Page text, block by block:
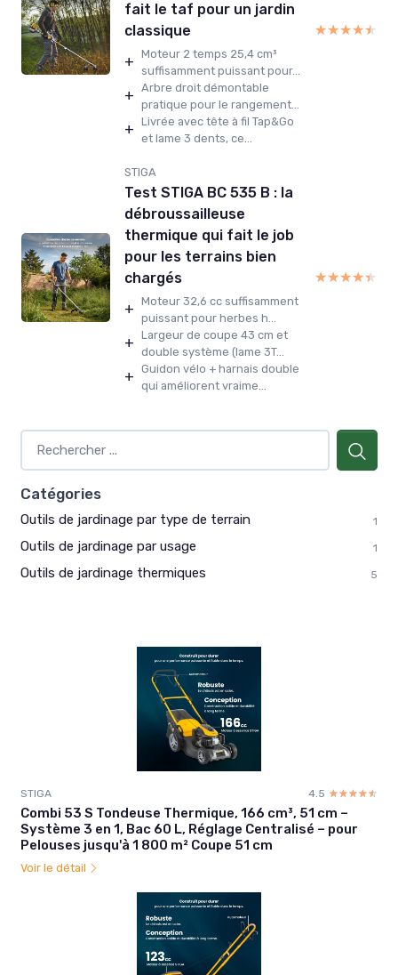
fait le taf pour un jardin
classique
+ Moteur 2 temps 25,4 cm³
suffisamment puissant pour...
+ Arbre droit démontable
pratique pour le rangement...
+ Livrée avec tête à fil Tap&Go
et lame 3 dents, ce...
★★★★★
★★★★★
STIGA
Test STIGA BC 535 B : la
débroussailleuse
thermique qui fait le job
pour les terrains bien
chargés
+ Moteur 32,6 cc suffisamment
puissant pour herbes h...
+ Largeur de coupe 43 cm et
double système (lame 3T...
+ Guidon vélo + harnais double
qui améliorent vraime...
★★★★★
★★★★★
Catégories
Outils de jardinage par type de terrain 1
Outils de jardinage par usage 1
Outils de jardinage thermiques 5
STIGA 4.5 ☆☆☆☆☆
★★★★★
Combi 53 S Tondeuse Thermique, 166 cm³, 51 cm –
Système 3 en 1, Bac 60 L, Réglage Centralisé – pour
Pelouses jusqu'à 1 800 m² Coupe 51 cm
Voir le détail